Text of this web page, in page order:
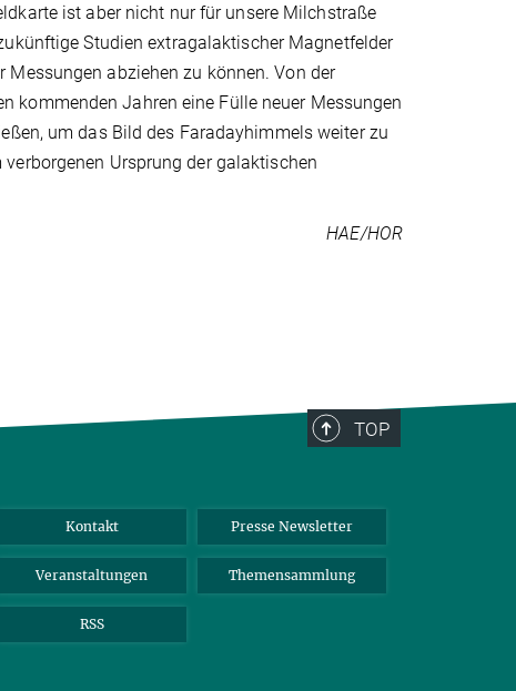
ist aber nicht nur für unsere Milchstraße
Studien extragalaktischer Magnetfelder
abziehen zu können. Von der
kommenden Jahren eine Fülle neuer Messungen
um das Bild des Faradayhimmels weiter zu
Ursprung der galaktischen
HAE/HOR
TOP
Kontakt Presse Newsletter
Veranstaltungen Themensammlung
RSS